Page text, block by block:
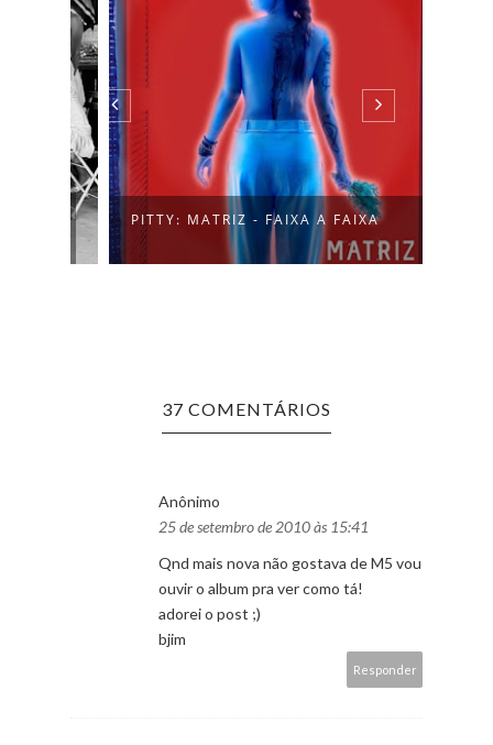
PITTY: MATRIZ - FAIXA A FAIXA
37 COMENTÁRIOS
Anônimo
25 de setembro de 2010 às 15:41
Qnd mais nova não gostava de M5 vou
ouvir o album pra ver como tá!
adorei o post ;)
bjim
Responder